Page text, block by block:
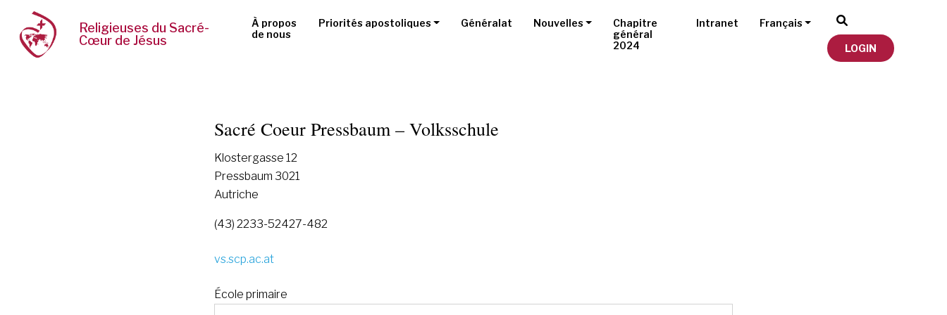
Religieuses du Sacré-
Cœur de Jésus
À propos
de nous
Priorités apostoliques Généralat Nouvelles
Chapitre
général
2024
Intranet Français
LOGIN
Sacré Coeur Pressbaum – Volksschule
Klostergasse 12
Pressbaum 3021
Autriche
(43) 2233-52427-482
vs.scp.ac.at
École primaire